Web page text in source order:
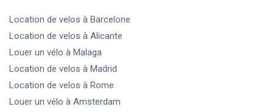
Location de velos à Barcelone
Location de velos à Alicante
Louer un vélo à Malaga
Location de velos à Madrid
Location de velos à Rome
Louer un vélo à Amsterdam